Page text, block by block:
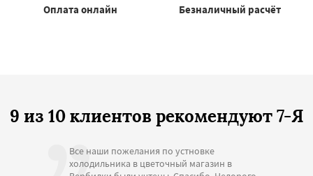
Оплата онлайн Безналичный расчёт
9 из 10 клиентов рекомендуют 7-Я
Все наши пожелания по устновке
холодильника в цветочный магазин в